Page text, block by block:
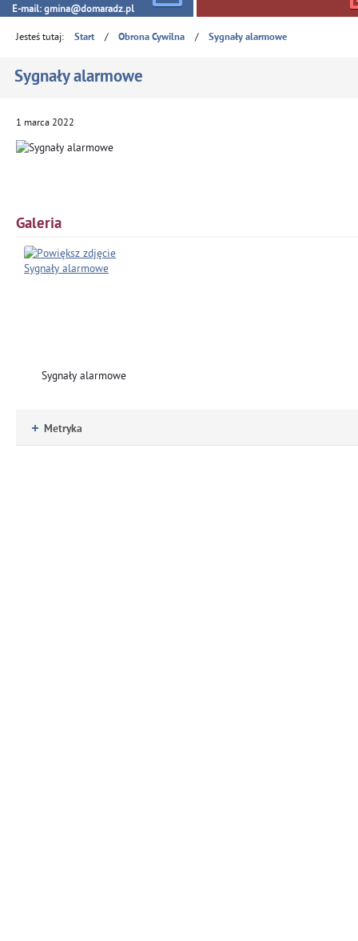
E-mail: gmina@domaradz.pl
Jesteś tutaj: Start / Obrona Cywilna / Sygnały alarmowe
Sygnały alarmowe
1 marca 2022
Galeria
Sygnały alarmowe
Metryka